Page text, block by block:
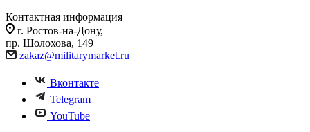
Контактная информация
г. Ростов-на-Дону,
пр. Шолохова, 149
zakaz@militarymarket.ru
Вконтакте
Telegram
YouTube